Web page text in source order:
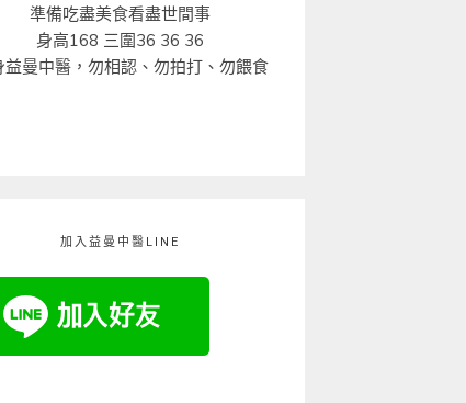
準備吃盡美食看盡世間事
身高168 三圍36 36 36
益曼中醫，勿相認、勿拍打、勿餵食
加入益曼中醫LINE